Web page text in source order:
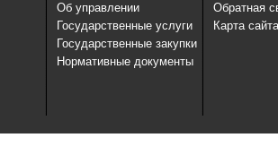
Об управлении
Государственные услуги
Государственные закупки
Нормативные документы
Обратная
Карта